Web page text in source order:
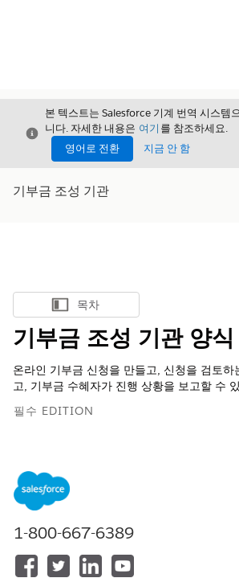
닫기
본 텍스트는 Salesforce 기계 번역 시스템
니다. 자세한 내용은 여기 를 참조하세요.
영어로 전환
지금 안 함
기부금 조성 기관
목차 표시
목차
기부금 조성 기관 양식
온라인 기부금 신청을 만들고, 신청을 검토
고, 기부금 수혜자가 진행 상황을 보고할 수
필수 EDITION
지원 제품: 기부금 조성 기관 및 공공 부문
Cloud.Edition Availability 보기
기부금 신청 관리 및 플로를 사용하여 기
들어 기부금 신청자가 쉽게 펀딩을 신청할
1-800-667-6389